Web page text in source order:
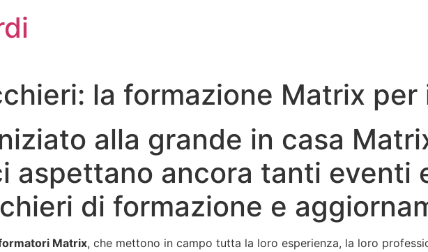
la formazione Matrix per
alla grande in casa
aspettano ancora tanti eventi
di formazione e
Matrix, che mettono in campo tutta la loro esperienza, la loro